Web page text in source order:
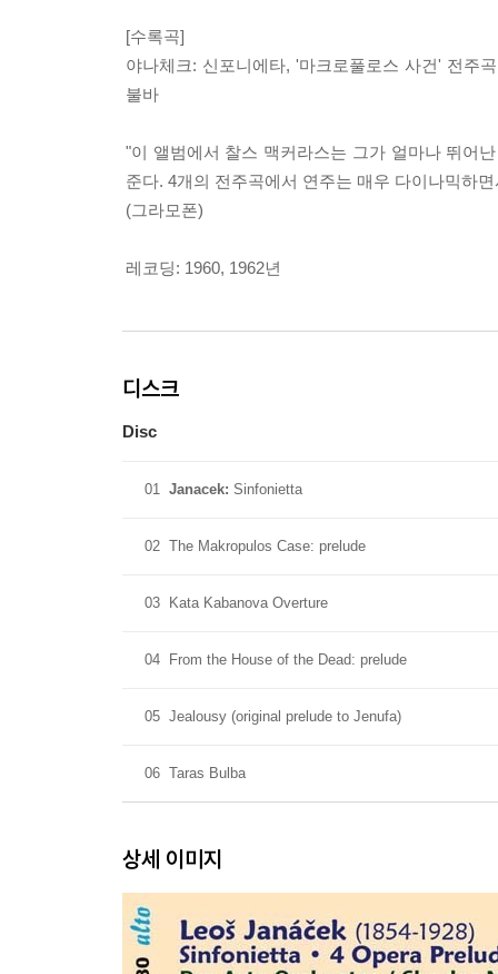
[수록곡]
야나체크: 신포니에타, '마크로풀로스 사건' 전주
불바
"이 앨범에서 찰스 맥커라스는 그가 얼마나 뛰어
준다. 4개의 전주곡에서 연주는 매우 다이나믹하
(그라모폰)
레코딩: 1960, 1962년
디스크
Disc
01 Janacek: Sinfonietta
02 The Makropulos Case: prelude
03 Kata Kabanova Overture
04 From the House of the Dead: prelude
05 Jealousy (original prelude to Jenufa)
06 Taras Bulba
상세 이미지